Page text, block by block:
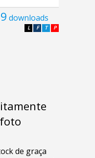
downloads
P
T
F
L